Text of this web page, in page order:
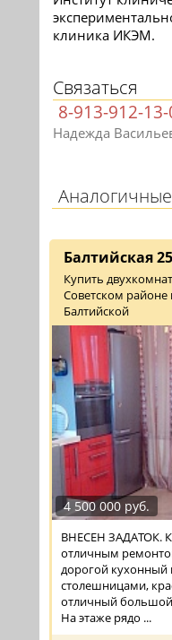
клиника ИКЭМ.
Связаться
8-913-912-
Надежда
Балтийская 25
Купить
Советском
Балтийской
4 500 000 руб.
ВНЕСЕН ЗАДАТОК.
отличным
дорогой
столешницами,
отличный
На этаже рядо ...